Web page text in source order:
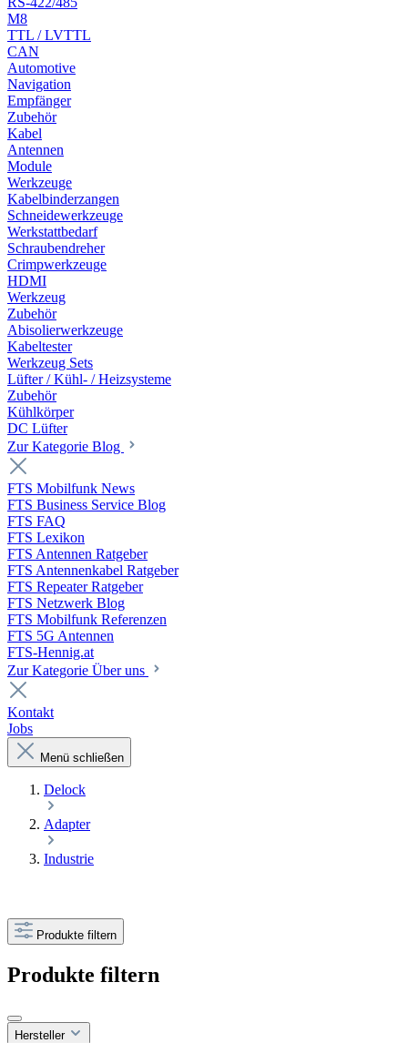
M8
TTL / LVTTL
CAN
Automotive
Navigation
Empfänger
Zubehör
Kabel
Antennen
Module
Werkzeuge
Kabelbinderzangen
Schneidewerkzeuge
Werkstattbedarf
Schraubendreher
Crimpwerkzeuge
HDMI
Werkzeug
Zubehör
Abisolierwerkzeuge
Kabeltester
Werkzeug Sets
Lüfter / Kühl- / Heizsysteme
Zubehör
Kühlkörper
DC Lüfter
Zur Kategorie Blog
FTS Mobilfunk News
FTS Business Service Blog
FTS FAQ
FTS Lexikon
FTS Antennen Ratgeber
FTS Antennenkabel Ratgeber
FTS Repeater Ratgeber
FTS Netzwerk Blog
FTS Mobilfunk Referenzen
FTS 5G Antennen
FTS-Hennig.at
Zur Kategorie Über uns
Kontakt
Jobs
Menü schließen
Delock
Adapter
Industrie
Produkte filtern
Produkte filtern
Hersteller